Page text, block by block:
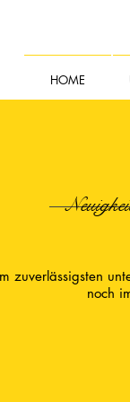
HOME
zuverlässigsten
noch